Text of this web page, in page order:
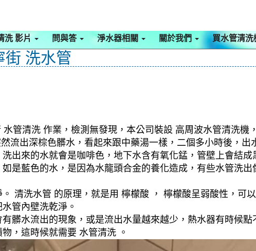
洗 影片 問與答 淨水器相關 關於我們 買水管清洗
街 洗水管
管清洗 作業，檢測無發現，本公司裝設 高周波水管清洗機
流出深棕色髒水，看起來跟中藥湯一樣，二個多小時後，出
出來的水就會是咖啡色，地下水含有氧化錳，管壁上會結
是藍色的水，是因為水龍頭合金的養化造成，有些水管洗
清洗水管 的原理，就是用 檸檬酸 ， 檸檬酸呈弱酸性，可
管內壁洗乾淨。
髒水流出的現象，或是流出水量越來越少，熱水器有時候
，這時候就需要 水管清洗 。